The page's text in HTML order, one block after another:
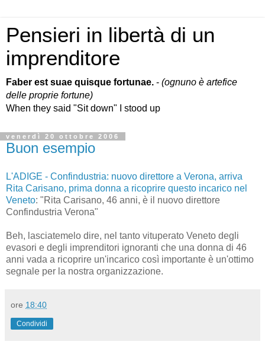
Pensieri in libertà di un
imprenditore
Faber est suae quisque fortunae. - (ognuno è artefice
delle proprie fortune)
When they said "Sit down" I stood up
venerdì 20 ottobre 2006
Buon esempio
L'ADIGE - Confindustria: nuovo direttore a Verona, arriva
Rita Carisano, prima donna a ricoprire questo incarico nel
Veneto: "Rita Carisano, 46 anni, è il nuovo direttore
Confindustria Verona"
Beh, lasciatemelo dire, nel tanto vituperato Veneto degli
evasori e degli imprenditori ignoranti che una donna di 46
anni vada a ricoprire un'incarico così importante è un'ottimo
segnale per la nostra organizzazione.
ore 18:40
Condividi